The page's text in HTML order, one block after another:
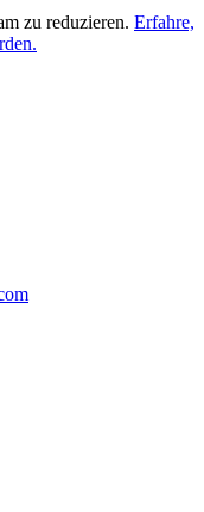
zu reduzieren. Erfahre,